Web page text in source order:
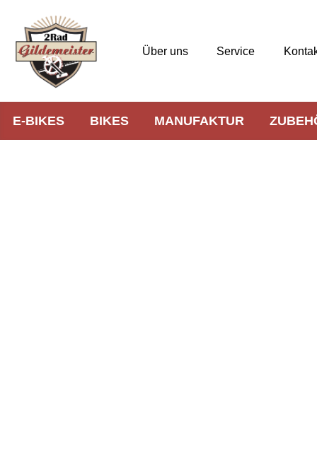
Über uns Service
E-BIKES BIKES MANUFAKTUR